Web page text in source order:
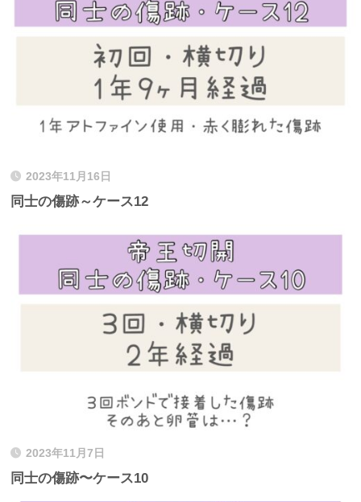
2023年11月16日
同士の傷跡～ケース12
2023年11月7日
同士の傷跡〜ケース10